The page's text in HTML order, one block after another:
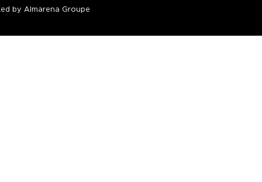
by Almarena Groupe